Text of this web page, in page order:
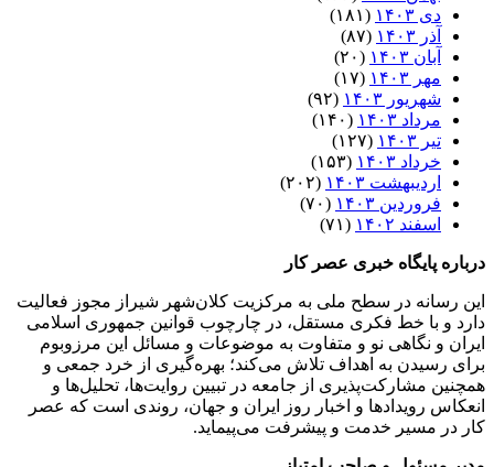
دی ۱۴۰۳
(۱۸۱)
آذر ۱۴۰۳
(۸۷)
آبان ۱۴۰۳
(۲۰)
مهر ۱۴۰۳
(۱۷)
شهریور ۱۴۰۳
(۹۲)
مرداد ۱۴۰۳
(۱۴۰)
تیر ۱۴۰۳
(۱۲۷)
خرداد ۱۴۰۳
(۱۵۳)
اردیبهشت ۱۴۰۳
(۲۰۲)
فروردین ۱۴۰۳
(۷۰)
اسفند ۱۴۰۲
(۷۱)
درباره پایگاه خبری عصر کار
این رسانه در سطح ملی به مرکزیت کلان‌شهر شیراز مجوز فعالیت
دارد و با خط فکری مستقل، در چارچوب قوانین جمهوری اسلامی
ایران و نگاهی نو و متفاوت به موضوعات ‌و مسائل این مرزوبوم
برای رسیدن به اهداف تلاش می‌کند؛ بهره‌گیری از خرد جمعی و
همچنین مشارکت‌پذیری از جامعه در تبیین روایت‌ها، تحلیل‌ها و
انعکاس رویدادها و اخبار روز ایران و جهان، روندی است که عصر
کار در مسیر خدمت و پیشرفت می‌پیماید.